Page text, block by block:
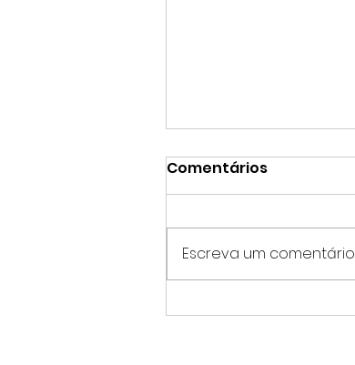
O Que Somos?
Comentários
Escreva um comentário